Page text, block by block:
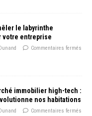
le labyrinthe
entreprise
Commentaires fermés
immobilier high-tech :
nos habitations
Commentaires fermés